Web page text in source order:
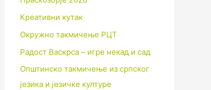
Креативни кутак
Окружно такмичење РЦТ
Радост Васкрса – игре некад и сад
Општинско такмичење из српског
језика и језичке културе